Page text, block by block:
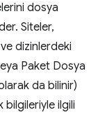
dosya
Siteler,
dizinlerdeki
Paket Dosya
da bilinir)
bilgileriyle ilgili